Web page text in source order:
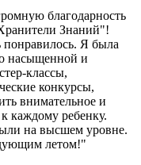
благодарность
Знаний"!
Я была
насыщенной и
-классы,
конкурсы,
внимательное и
каждому ребенку.
на высшем уровне.
летом!"